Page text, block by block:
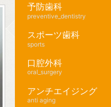
予防歯科
preventive_dentistry
スポーツ歯科
sports
口腔外科
oral_surgery
アンチエイジング
anti aging